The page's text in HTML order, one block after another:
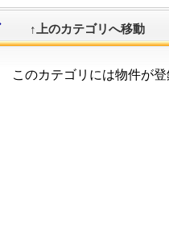
↑上のカテゴリへ移動
このカテゴリには物件が登